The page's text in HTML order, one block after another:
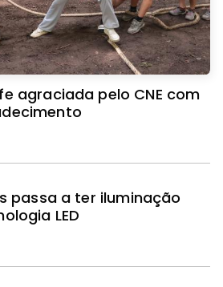
pelo CNE com
passa a ter iluminação
LED